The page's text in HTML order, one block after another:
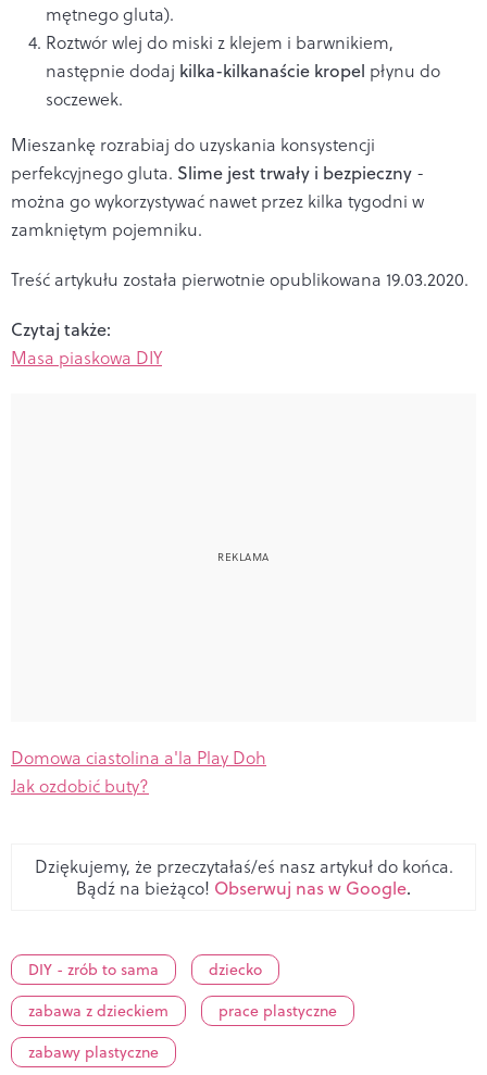
mętnego gluta).
Roztwór wlej do miski z klejem i barwnikiem,
następnie dodaj kilka-kilkanaście kropel płynu do
soczewek.
Mieszankę rozrabiaj do uzyskania konsystencji
perfekcyjnego gluta. Slime jest trwały i bezpieczny -
można go wykorzystywać nawet przez kilka tygodni w
zamkniętym pojemniku.
Treść artykułu została pierwotnie opublikowana 19.03.2020.
Czytaj także:
Masa piaskowa DIY
Domowa ciastolina a'la Play Doh
Jak ozdobić buty?
Dziękujemy, że przeczytałaś/eś nasz artykuł do końca.
Bądź na bieżąco! Obserwuj nas w Google.
DIY - zrób to sama
dziecko
zabawa z dzieckiem
prace plastyczne
zabawy plastyczne